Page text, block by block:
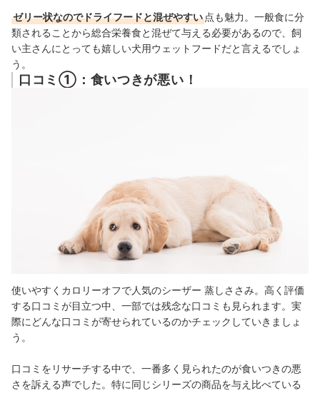
ゼリー状なのでドライフードと混ぜやすい 点も魅力。一般食に分
類されることから総合栄養食と混ぜて与える必要があるので、飼
い主さんにとっても嬉しい犬用ウェットフードだと言えるでしょ
う。
口コミ①：食いつきが悪い！
使いやすくカロリーオフで人気のシーザー 蒸しささみ。高く評価
する口コミが目立つ中、一部では残念な口コミも見られます。実
際にどんな口コミが寄せられているのかチェックしていきましょ
う。
口コミをリサーチする中で、一番多く見られたのが食いつきの悪
さを訴える声でした。特に同じシリーズの商品を与え比べている